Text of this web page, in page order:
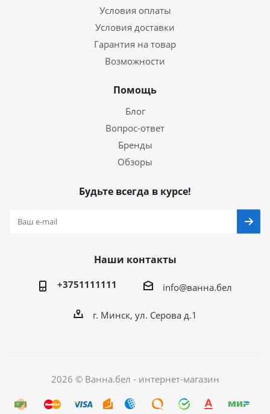
Условия оплаты
Условия доставки
Гарантия на товар
Возможности
Помощь
Блог
Вопрос-ответ
Бренды
Обзоры
Будьте всегда в курсе!
Наши контакты
+3751111111 info@ванна.бел
г. Минск, ул. Серова д.1
2026 © Ванна.бел - интернет-магазин